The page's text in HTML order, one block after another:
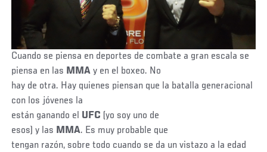
Cuando se piensa en deportes de combate a gran escala se
piensa en las MMA y en el boxeo. No
hay de otra. Hay quienes piensan que la batalla generacional
con los jóvenes la
están ganando el UFC (yo soy uno de
esos) y las MMA. Es muy probable que
tengan razón, sobre todo cuando se da un vistazo a la edad